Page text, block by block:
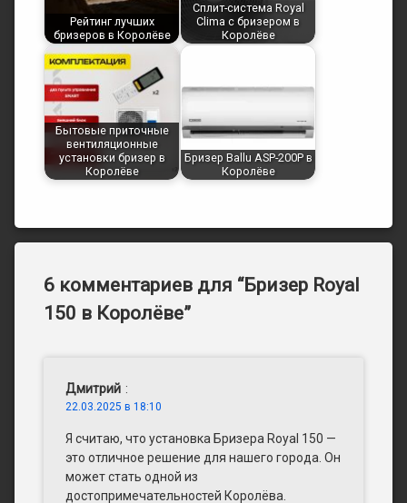
Рейтинг лучших
бризеров в Королёве
Сплит-система Royal
Clima с бризером в
Королёве
Бытовые приточные
вентиляционные
установки бризер в
Королёве
Бризер Ballu ASP-200P в
Королёве
6 комментариев для “Бризер Royal
150 в Королёве”
Дмитрий :
22.03.2025 в 18:10
Я считаю, что установка Бризера Royal 150 —
это отличное решение для нашего города. Он
может стать одной из
достопримечательностей Королёва.